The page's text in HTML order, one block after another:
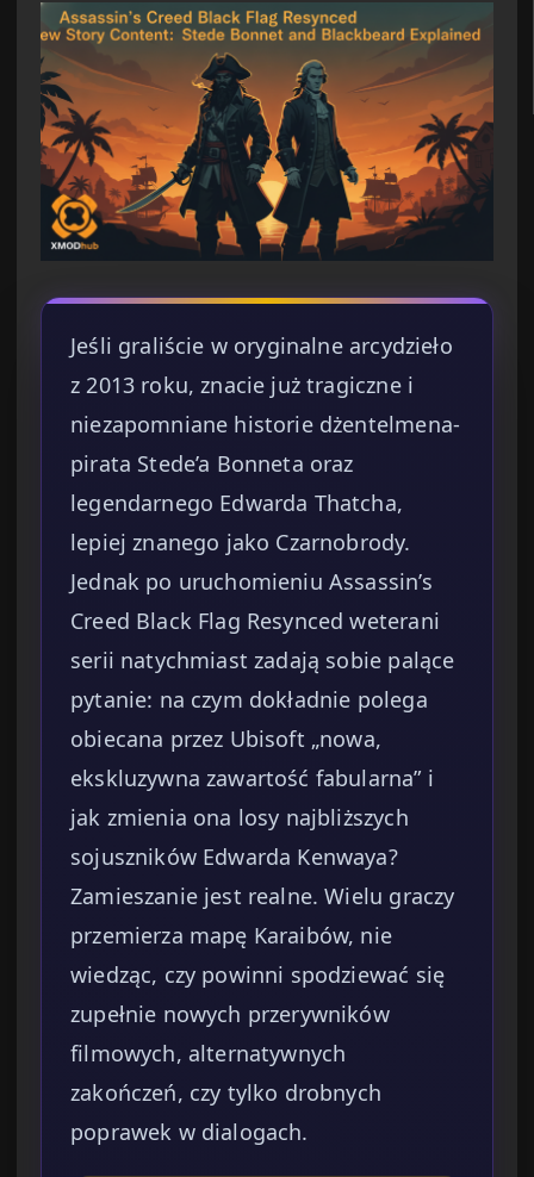
Jeśli graliście w oryginalne arcydzieło
z 2013 roku, znacie już tragiczne i
niezapomniane historie dżentelmena-
pirata Stede’a Bonneta oraz
legendarnego Edwarda Thatcha,
lepiej znanego jako Czarnobrody.
Jednak po uruchomieniu Assassin’s
Creed Black Flag Resynced weterani
serii natychmiast zadają sobie palące
pytanie: na czym dokładnie polega
obiecana przez Ubisoft „nowa,
ekskluzywna zawartość fabularna” i
jak zmienia ona losy najbliższych
sojuszników Edwarda Kenwaya?
Zamieszanie jest realne. Wielu graczy
przemierza mapę Karaibów, nie
wiedząc, czy powinni spodziewać się
zupełnie nowych przerywników
filmowych, alternatywnych
zakończeń, czy tylko drobnych
poprawek w dialogach.